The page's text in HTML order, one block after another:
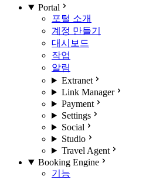
Portal
포털 소개
계정 만들기
대시보드
작업
알림
Extranet
Link Manager
Payment
Settings
Social
Studio
Travel Agent
Booking Engine
기능